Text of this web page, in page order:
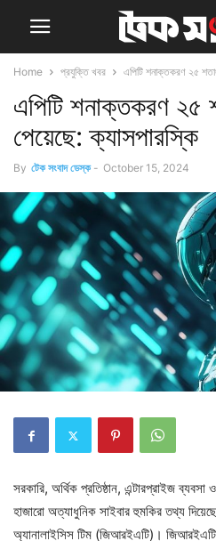
Home প্রযুক্তি খবর এপিটি শনাক্তকরণ ২৫
এপিটি শনাক্তকরণ ২৫
পেয়েছে: ক্যাসপারস্কি
By টেক সংবাদ ডেস্ক - October 15, 2024
সরকারি, অর্থিক প্রতিষ্ঠান, এন্টারপ্রাইজ
হাজারো অত্যাধুনিক সাইবার হুমকির তথ্য
অ্যানালাইসিস টিম (জিআরইএটি)। জিআরইএটি